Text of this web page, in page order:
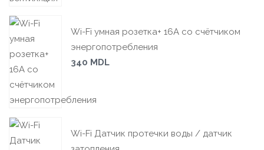
Wi-Fi умная розетка+ 16А со счётчиком
энергопотребления
340 MDL
Wi-Fi Датчик протечки воды / датчик